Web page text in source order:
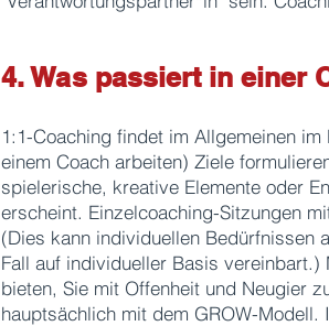
4. Was passiert in einer
1:1-Coaching findet im Allgemeinen
einem Coach arbeiten) Ziele
spielerische, kreative Elemente oder
erscheint. Einzelcoaching-Sitzungen
(Dies kann individuellen Bedürfnissen
Fall auf individueller Basis
bieten, Sie mit Offenheit und Neugier
hauptsächlich mit dem GROW-